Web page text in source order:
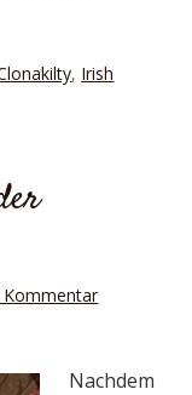
, Irish
Kommentar
Nachdem